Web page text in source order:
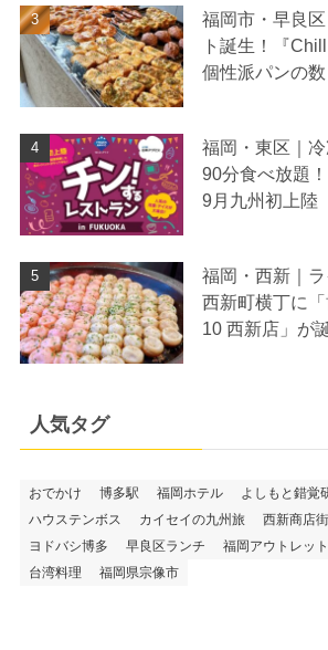
福岡市・早良
ト誕生！『
個性派パンの数
福岡・東区｜
90分食べ放題
9月九州初上陸
福岡・西新｜
西新町横丁に
10 西新店」が
人気タグ
おでかけ 博多駅 福岡ホテル よしもと錯覚
ハウステンボス
カイセイの九州旅 西新商店街
ヨドバシ博多
早良区ランチ 福岡アウトレット
台湾料理
福岡県宗像市